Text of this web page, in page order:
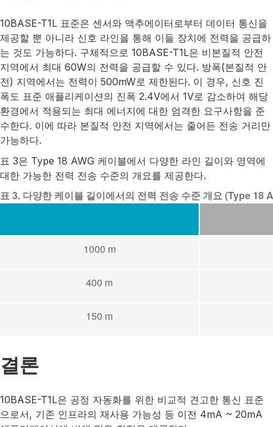
10BASE-T1L 표준은 센서와 액추에이터로부터 데이터 통신을
제공할 뿐 아니라 신호 라인을 통해 이들 장치에 전력을 공급하
는 것도 가능하다. 구체적으로 10BASE-T1L은 비본질적 안전
지역에서 최대 60W의 전력을 공급할 수 있다. 방폭(본질적 안
전) 지역에서는 전력이 500mW로 제한된다. 이 경우, 신호 진
폭도 표준 애플리케이션의 진폭 2.4V에서 1V로 감소하여 해당
환경에서 적용되는 최대 에너지에 대한 엄격한 요구사항을 준
수한다. 이에 따라 본질적 안전 지역에서는 줄어든 전송 거리만
가능하다.
표 3은 Type 18 AWG 케이블에서 다양한 라인 길이와 영역에
대한 가능한 전력 전송 수준의 개요를 제공한다.
표 3. 다양한 케이블 길이에서의 전력 전송 수준 개요 (Type 18
1000 m
400 m
150 m
결론
10BASE-T1L은 공정 자동화를 위한 비교적 견고한 통신 표준
으로서, 기존 인프라의 재사용 가능성 등 이전 4mA ~ 20mA